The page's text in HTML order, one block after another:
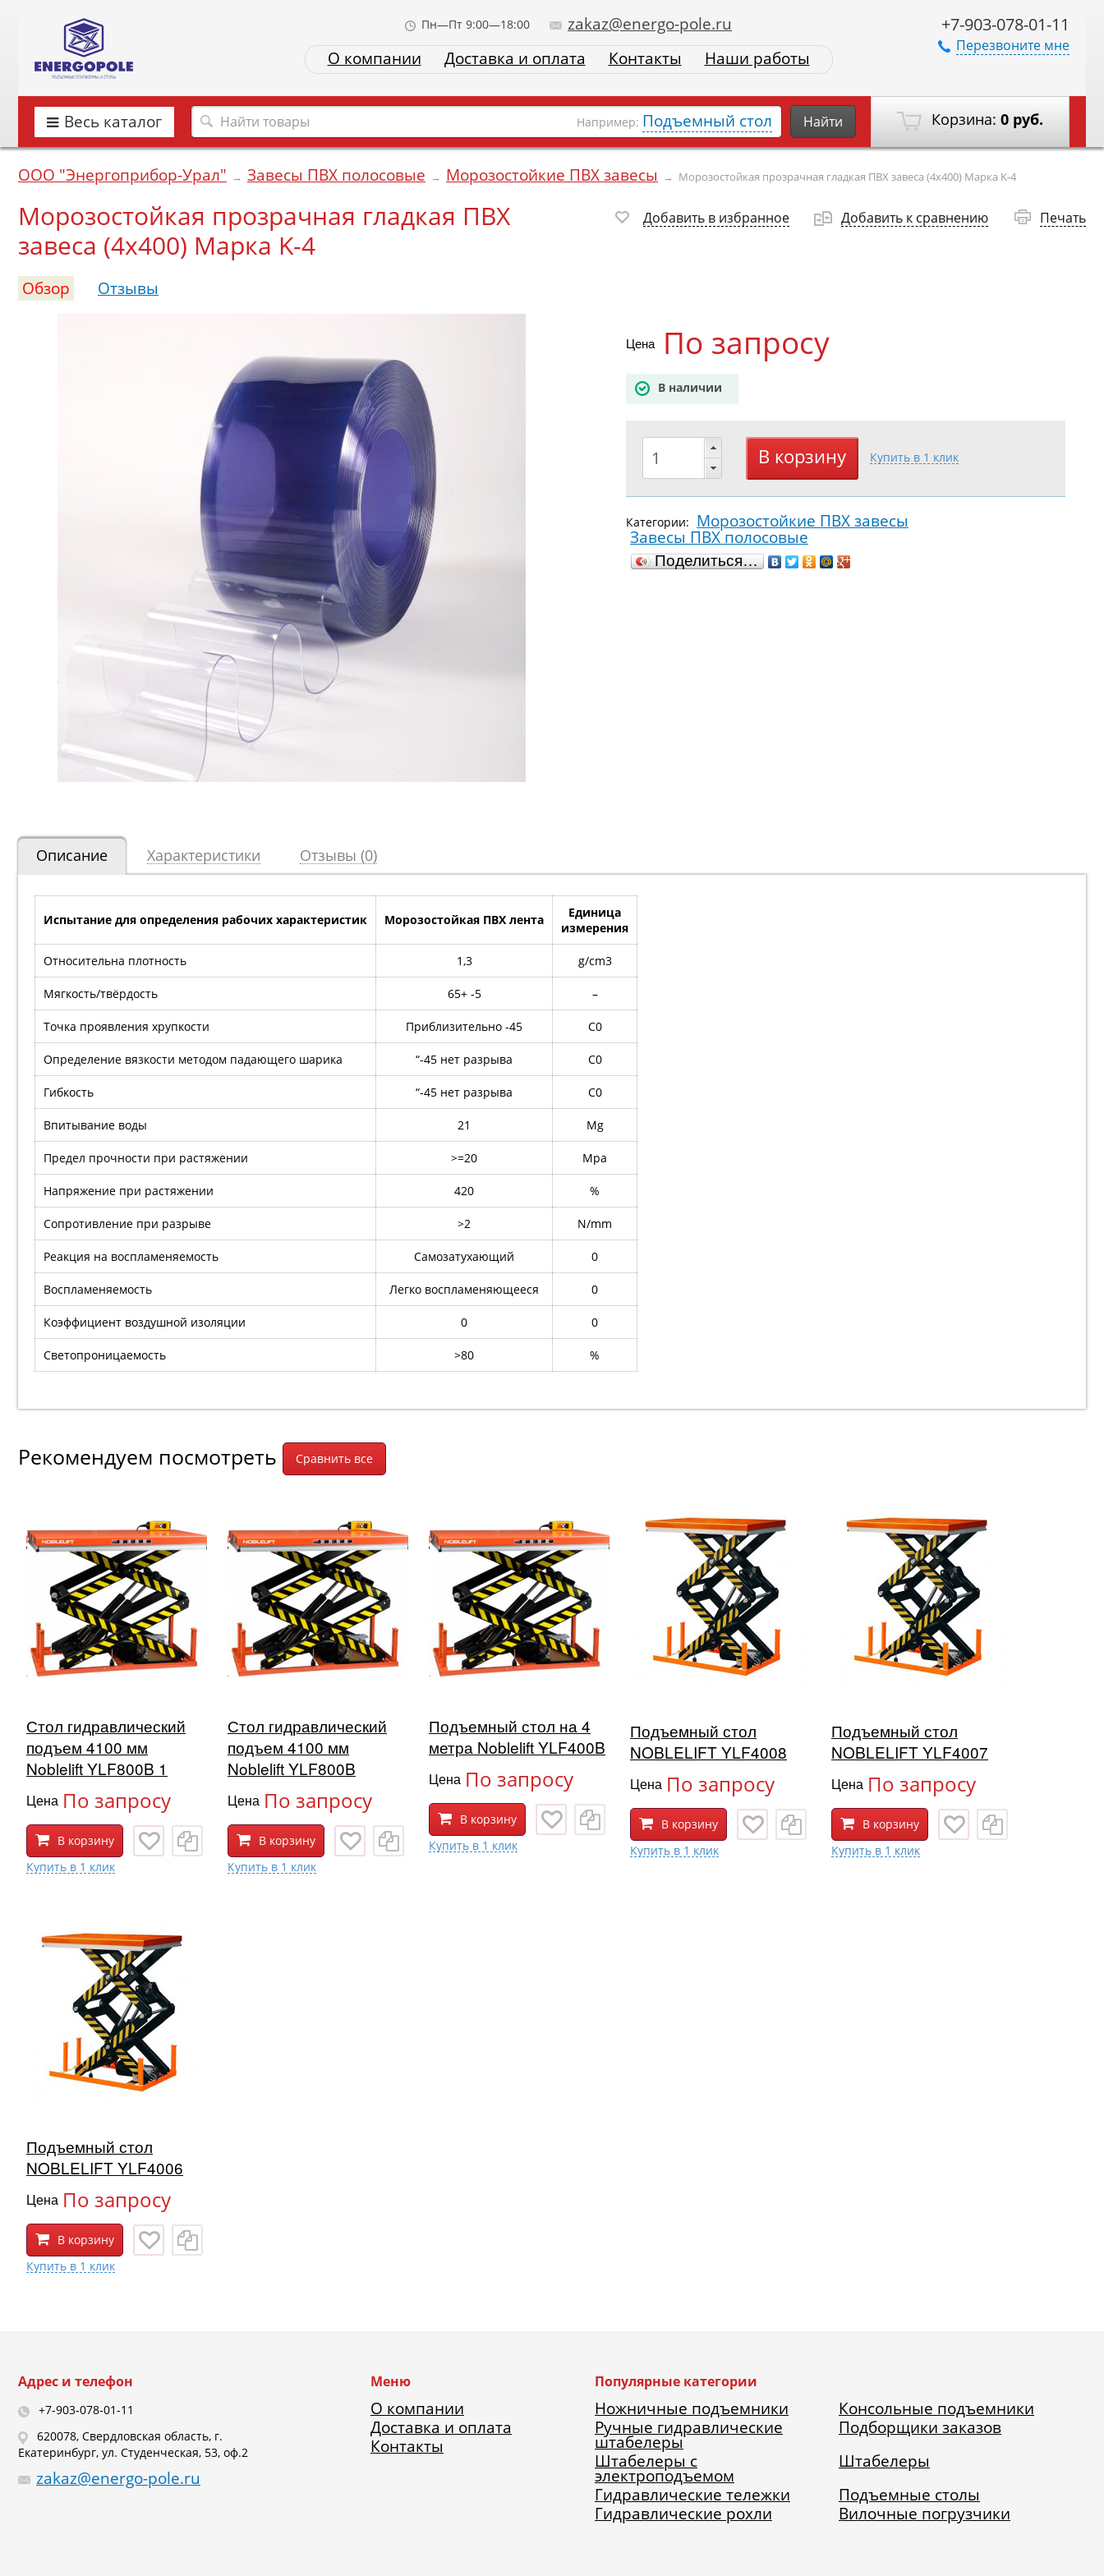
+7-903-078-01-11
Перезвоните мне
Пн—Пт 9:00—18:00
zakaz@energo-pole.ru
О компании
Доставка и оплата Контакты Наши работы
Корзина: 0 руб.
Весь каталог Например: Подъемный стол Найти
ООО "Энергоприбор-Урал" → Завесы ПВХ полосовые → Морозостойкие ПВХ завесы → Морозостойкая прозрачная гладкая ПВХ завеса (4х400) Марка K-4
Морозостойкая прозрачная гладкая ПВХ
завеса (4х400) Марка K-4
Добавить в избранное Добавить к сравнению Печать
Обзор Отзывы
Цена По запросу
В наличии
Категории: Морозостойкие ПВХ завесы
Завесы ПВХ полосовые
Поделиться…
Описание Характеристики Отзывы (0)
Испытание для определения рабочих характеристик Морозостойкая ПВХ лента
Единица
измерения
Относительна плотность 1,3 g/cm3
Мягкость/твёрдость 65+ -5 –
Точка проявления хрупкости Приблизительно -45 C0
Определение вязкости методом падающего шарика “-45 нет разрыва C0
Гибкость “-45 нет разрыва C0
Впитывание воды 21 Mg
Предел прочности при растяжении >=20 Mpa
Напряжение при растяжении 420 %
Сопротивление при разрыве >2 N/mm
Реакция на воспламеняемость Самозатухающий 0
Воспламеняемость Легко воспламеняющееся 0
Коэффициент воздушной изоляции 0 0
Светопроницаемость >80 %
Рекомендуем посмотреть
Стол гидравлический
подъем 4100 мм
Noblelift YLF800B 1
Цена По запросу
В корзину
Стол гидравлический
подъем 4100 мм
Noblelift YLF800B
Цена По запросу
В корзину
Подъемный стол на 4
метра Noblelift YLF400B
Цена По запросу
В корзину
Подъемный стол
NOBLELIFT YLF4008
Цена По запросу
В корзину
Подъемный стол
NOBLELIFT YLF4007
Цена По запросу
В корзину
Подъемный стол
NOBLELIFT YLF4006
Цена По запросу
В корзину
Адрес и телефон
+7-903-078-01-11
620078, Свердловская область, г.
Екатеринбург, ул. Студенческая, 53, оф.2
zakaz@energo-pole.ru
Меню
О компании
Доставка и оплата
Контакты
Популярные категории
Ножничные подъемники
Консольные подъемники
Ручные гидравлические
штабелеры
Подборщики заказов
Штабелеры с
электроподъемом
Штабелеры
Гидравлические тележки
Подъемные столы
Гидравлические рохли
Вилочные погрузчики